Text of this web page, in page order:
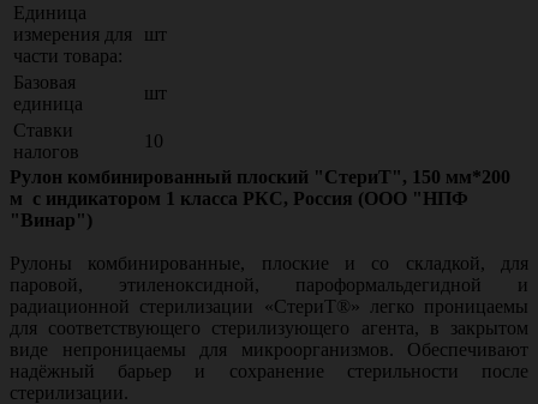
Единица
измерения для
части товара:
шт
Базовая
единица
шт
Ставки
налогов
10
Рулон комбинированный плоский "СтериТ", 150 мм*200
м с индикатором 1 класса РКС, Россия (ООО "НПФ
"Винар")
Рулоны комбинированные, плоские и со складкой, для
паровой, этиленоксидной, пароформальдегидной и
радиационной стерилизации «СтериТ®» легко проницаемы
для соответствующего стерилизующего агента, в закрытом
виде непроницаемы для микроорганизмов. Обеспечивают
надёжный барьер и сохранение стерильности после
стерилизации.